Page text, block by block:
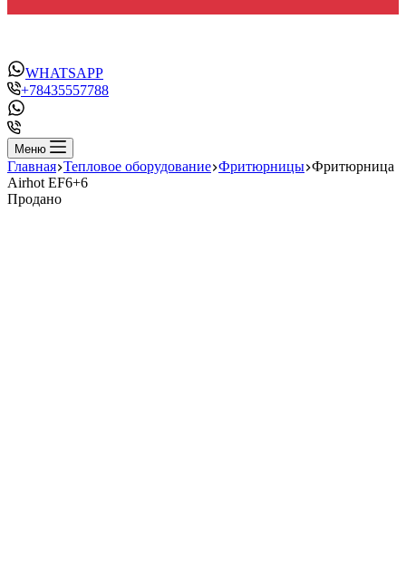
WHATSAPP
+78435557788
Меню
Главная Тепловое оборудование Фритюрницы Фритюрница
Airhot EF6+6
Продано